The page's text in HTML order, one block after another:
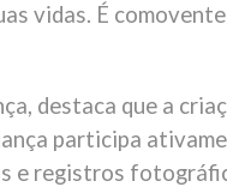
vidas. É
destaca que a
participa
e registros